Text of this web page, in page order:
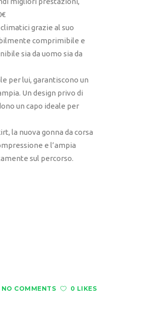
grazie al suo
comprimibile e
sia da uomo sia da
per lui, garantiscono un
Un design privo di
un capo ideale per
la nuova gonna da corsa
e l’ampia
sul percorso.
NO COMMENTS 0 LIKES